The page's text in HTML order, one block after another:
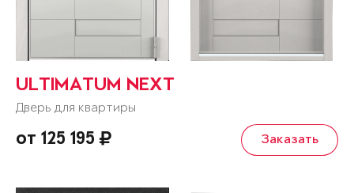
ULTIMATUM NEXT
Дверь для квартиры
от 125 195 Заказать